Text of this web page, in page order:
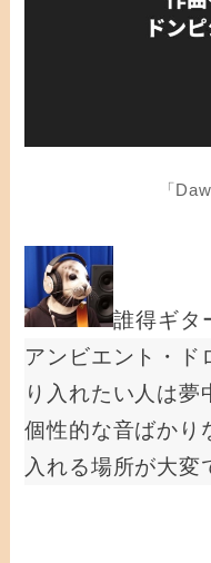
「
誰得ギタ
アンビエント・ド
り入れたい人は夢
個性的な音ばかり
入れる場所が大変